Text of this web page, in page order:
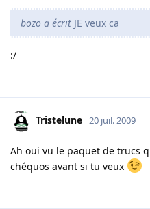
bozo a écrit JE veux ca
:/
Tristelune 20 juil. 2009
Ah oui vu le paquet de trucs
chéquos avant si tu veux